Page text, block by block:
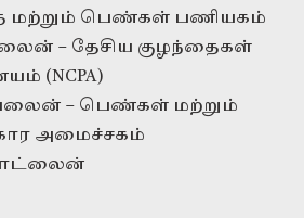
மற்றும் பெண்கள் பணியகம்
– தேசிய குழந்தைகள்
(NCPA)
– பெண்கள் மற்றும்
அமைச்சகம்